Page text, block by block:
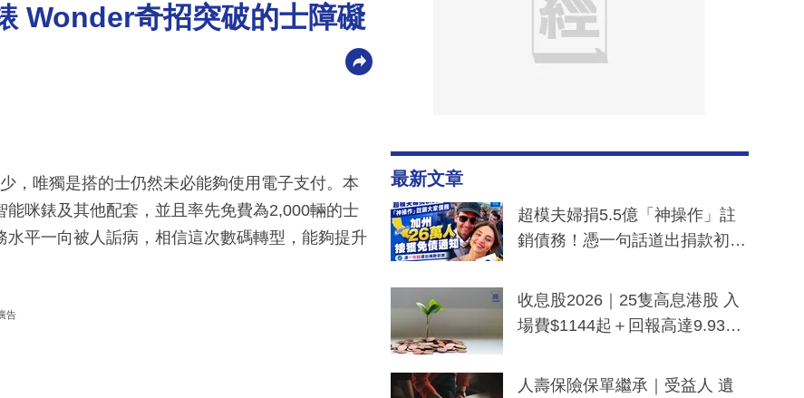
Wonder奇招突破的士障礙
，唯獨是搭的士仍然未必能夠使用電子支付。本
咪錶及其他配套，並且率先免費為2,000輛的士
平一向被人詬病，相信這次數碼轉型，能夠提升
告
最新文章
超模夫婦捐5.5億「神操作」註
銷債務！憑一句話道出捐款初
一度被誤當詐騙手段
收息股2026｜25隻高息港股 入
場費$1144起＋回報高達9.93
人壽保險保單繼承｜受益人 遺